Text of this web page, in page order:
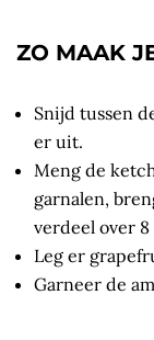
ZO MAAK
Snijd tussen
er uit.
Meng de
garnalen,
verdeel over 8
Leg er
Garneer de